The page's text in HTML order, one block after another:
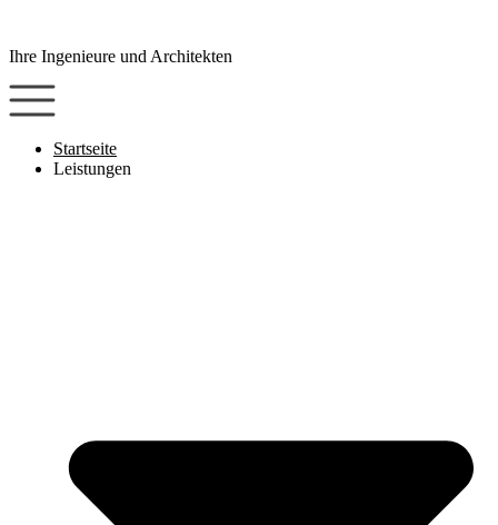
wechseln
Ihre Ingenieure und Architekten
Startseite
Leistungen